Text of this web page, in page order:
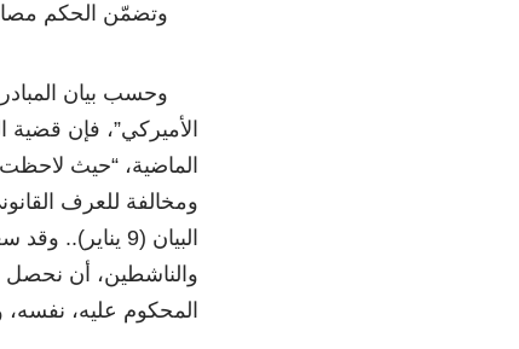
وتضمّن الحكم
وحسب بيان المبادرة
الأميركي”، فإن
الماضية، “حيث لاحظت
ومخالفة للعرف
البيان (9
والناشطين، أن
المحكوم عليه،